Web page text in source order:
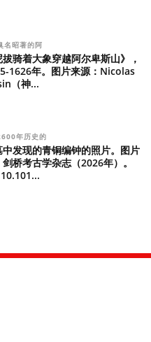
名昭著的阿
拔骑着大象穿越阿尔卑斯山》，
1626年。图片来源：Nicolas
（神...
年历史的
中发现的青铜编钟的照片。图片
桥考古学杂志（2026年）。